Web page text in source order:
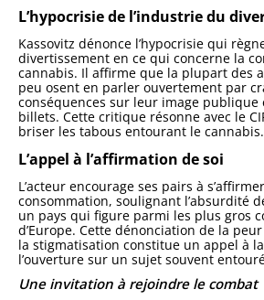
L’hypocrisie de l’industrie du
Kassovitz dénonce l’hypocrisie qui
divertissement en ce qui concerne la
cannabis. Il affirme que la plupart des
peu osent en parler ouvertement par
conséquences sur leur image publique
billets. Cette critique résonne avec le
briser les tabous entourant le cannabis.
L’appel à l’affirmation de soi
L’acteur encourage ses pairs à
consommation, soulignant l’absurdité
un pays qui figure parmi les plus gros
d’Europe. Cette dénonciation de la
la stigmatisation constitue un appel à
l’ouverture sur un sujet souvent
Une invitation à rejoindre le combat